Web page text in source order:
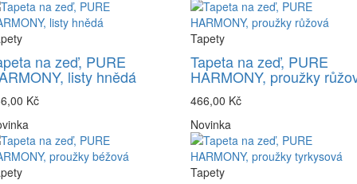
na zeď, PURE
listy hnědá
Kč
Tapety
Tapeta na zeď, PURE
HARMONY, proužky
466,00 Kč
Novinka
Tapety